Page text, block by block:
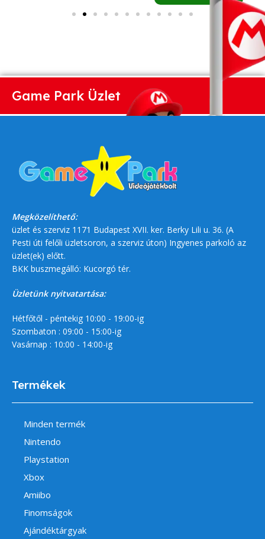
Game Park Üzlet
Megközelíthető:
üzlet és szerviz 1171 Budapest XVII. ker. Berky Lili u. 36. (A
Pesti úti felőli üzletsoron, a szerviz úton) Ingyenes parkoló az
üzlet(ek) előtt.
BKK buszmegálló: Kucorgó tér.
Üzletünk nyitvatartása:
Hétfőtől - péntekig 10:00 - 19:00-ig
Szombaton : 09:00 - 15:00-ig
Vasárnap : 10:00 - 14:00-ig
Termékek
Minden termék
Nintendo
Playstation
Xbox
Amiibo
Finomságok
Ajándéktárgyak